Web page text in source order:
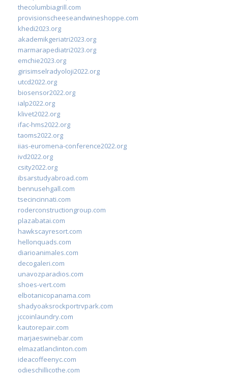
thecolumbiagrill.com
provisionscheeseandwineshoppe.com
khedi2023.org
akademikgeriatri2023.org
marmarapediatri2023.org
emchie2023.org
girisimselradyoloji2022.org
utcd2022.org
biosensor2022.org
ialp2022.org
klivet2022.org
ifac-hms2022.org
taoms2022.org
iias-euromena-conference2022.org
ivd2022.org
csity2022.org
ibsarstudyabroad.com
bennusehgall.com
tsecincinnati.com
roderconstructiongroup.com
plazabatai.com
hawkscayresort.com
hellonquads.com
diarioanimales.com
decogaleri.com
unavozparadios.com
shoes-vert.com
elbotanicopanama.com
shadyoaksrockportrvpark.com
jccoinlaundry.com
kautorepair.com
marjaeswinebar.com
elmazatlanclinton.com
ideacoffeenyc.com
odieschillicothe.com